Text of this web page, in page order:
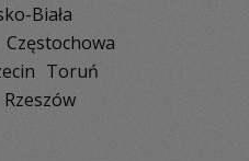
Biała
Częstochowa
Toruń
Rzeszów